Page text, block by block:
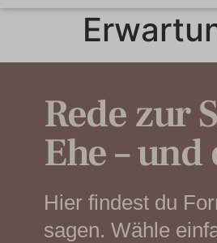
Rede zur
Ehe –
Hier findest du
sagen. Wähle